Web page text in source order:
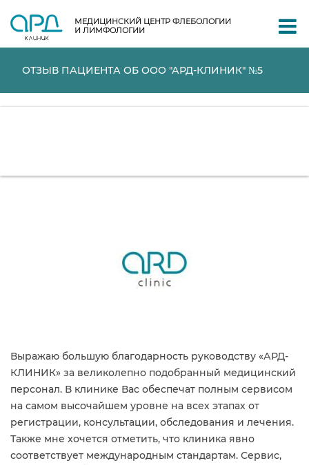
МЕДИЦИНСКИЙ ЦЕНТР ФЛЕБОЛОГИИ
И ЛИМФОЛОГИИ
ОТЗЫВ ПАЦИЕНТА ОБ ООО "АРД-КЛИНИК" №5
Выражаю большую благодарность руководству «АРД-
КЛИНИК» за великолепно подобранный медицинский
персонал. В клинике Вас обеспечат полным сервисом
на самом высочайшем уровне на всех этапах от
регистрации, консультации, обследования и лечения.
Также мне хочется отметить, что клиника явно
соответствует международным стандартам. Сервис,